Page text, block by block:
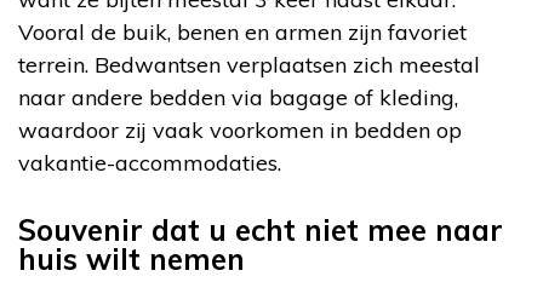
Vooral de buik, benen en armen zijn favoriet
terrein. Bedwantsen verplaatsen zich meestal
naar andere bedden via bagage of kleding,
waardoor zij vaak voorkomen in bedden op
vakantie-accommodaties.
Souvenir dat u echt niet mee naar
huis wilt nemen